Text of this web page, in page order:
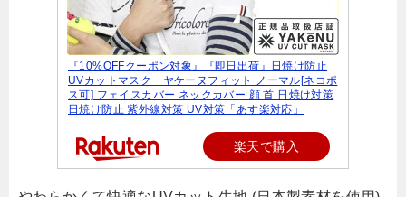
『10%OFFクーポン対象』『即日出荷』日焼け防止
UVカットマスク ヤケーヌフィット ノーマル[ネコポ
ス可] フェイスカバー ネックカバー 顔 首 日焼け対策
日焼け防止 紫外線対策 UV対策「あす楽対応」
楽天で購入